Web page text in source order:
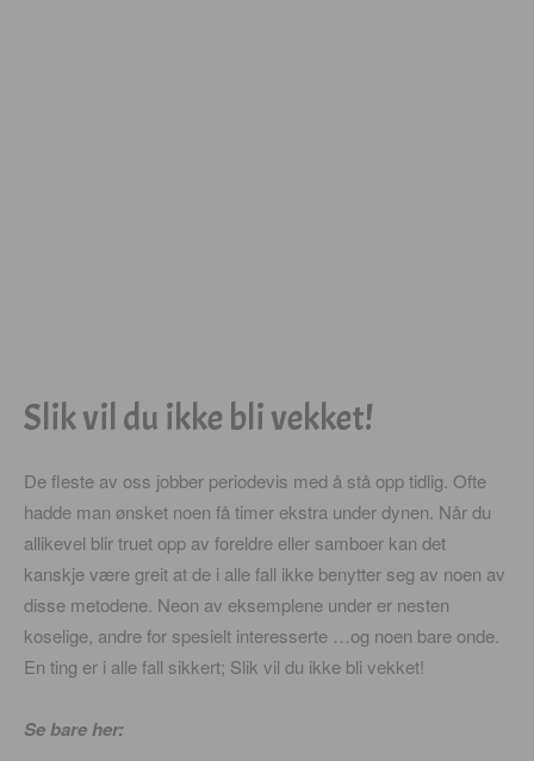
Slik vil du ikke bli vekket!
De fleste av oss jobber periodevis med å stå opp tidlig. Ofte
hadde man ønsket noen få timer ekstra under dynen. Når du
allikevel blir truet opp av foreldre eller samboer kan det
kanskje være greit at de i alle fall ikke benytter seg av noen av
disse metodene. Neon av eksemplene under er nesten
koselige, andre for spesielt interesserte …og noen bare onde.
En ting er i alle fall sikkert; Slik vil du ikke bli vekket!
Se bare her: